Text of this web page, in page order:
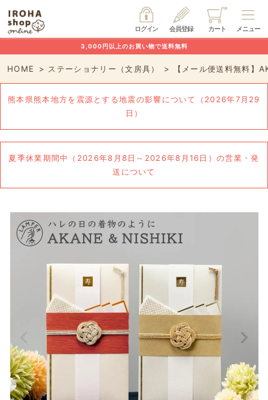
メニュー
カート
会員登録
ログイン
3,000円以上のお買い物で送料無料
HOME ステーショナリー（文房具） 【メール便送料無料
熊本県熊本地方を震源とする地震の影響について（2026年7月29
日）
夏季休業期間中（2026年8月8日～2026年8月16日）の営業・発
送について